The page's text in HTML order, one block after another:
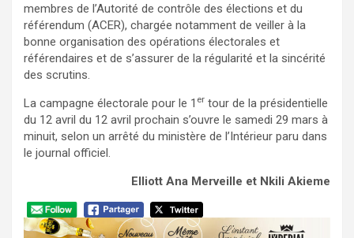
membres de l’Autorité de contrôle des élections et du
référendum (ACER), chargée notamment de veiller à la
bonne organisation des opérations électorales et
référendaires et de s’assurer de la régularité et la sincérité
des scrutins.
La campagne électorale pour le 1 er tour de la présidentielle
du 12 avril du 12 avril prochain s’ouvre le samedi 29 mars à
minuit, selon un arrêté du ministère de l’Intérieur paru dans
le journal officiel.
Elliott Ana Merveille et Nkili Akieme